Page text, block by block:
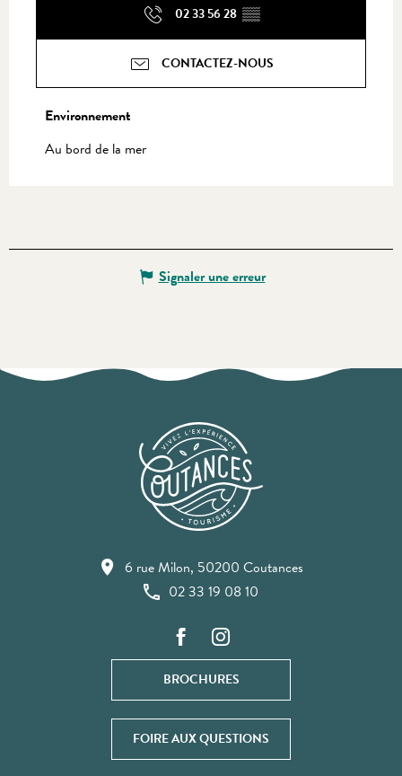
02 33 56 28 ▒▒
CONTACTEZ-NOUS
Environnement
Environnement
Au bord de la mer
Signaler une erreur
6 rue Milon, 50200 Coutances
02 33 19 08 10
BROCHURES
FOIRE AUX QUESTIONS